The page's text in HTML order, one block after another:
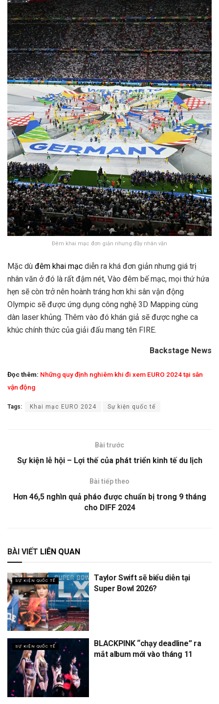
Đêm khai mạc đơn giản nhưng đầy nhân văn
Mặc dù đêm khai mạc diễn ra khá đơn giản nhưng giá trị
nhân văn ở đó là rất đậm nét, Vào đêm bế mạc, mọi thứ hứa
hẹn sẽ còn trở nên hoành tráng hơn khi sân vận động
Olympic sẽ được ứng dụng công nghệ 3D Mapping cùng
dàn laser khủng. Thêm vào đó khán giả sẽ được nghe ca
khúc chính thức của giải đấu mang tên FIRE.
Backstage News
Đọc thêm: Những quy định nghiêm khi đi xem EURO 2024 tại sân
vận động
Tags: Khai mạc EURO 2024 Sự kiện quốc tế
Bài trước
Sự kiện lễ hội – Lợi thế của phát triển kinh tế du lịch
Bài tiếp theo
Hơn 46,5 nghìn quả pháo được chuẩn bị trong 9 tháng
cho DIFF 2024
BÀI VIẾT LIÊN QUAN
SỰ KIỆN QUỐC TẾ
Taylor Swift sẽ biểu diễn tại
Super Bowl 2026?
SỰ KIỆN QUỐC TẾ
BLACKPINK “chạy deadline” ra
mắt album mới vào tháng 11